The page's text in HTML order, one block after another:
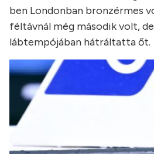
ben Londonban bronzérmes
féltávnál még második volt,
lábtempójában hátráltatta őt.